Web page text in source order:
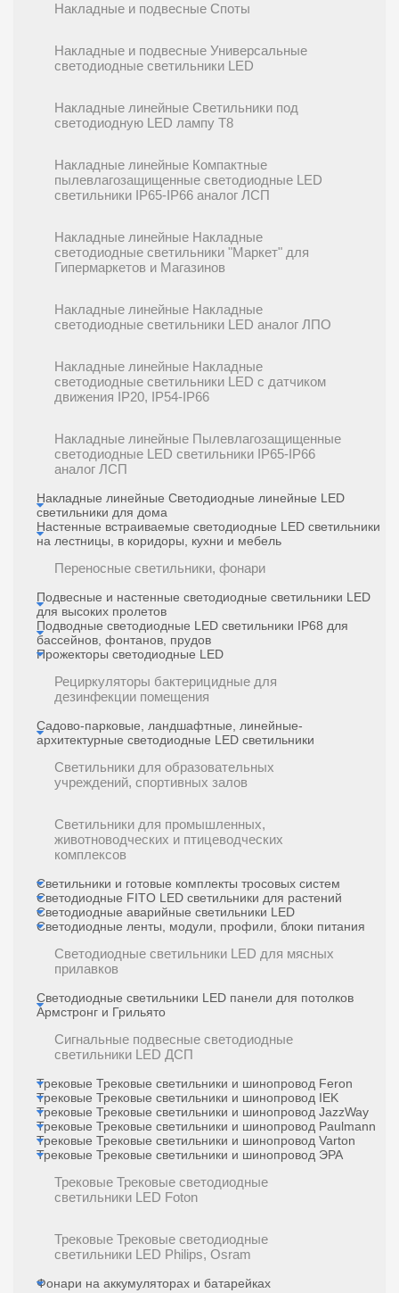
Накладные и подвесные Споты
Накладные и подвесные Универсальные
светодиодные светильники LED
Накладные линейные Cветильники под
светодиодную LED лампу T8
Накладные линейные Компактные
пылевлагозащищенные светодиодные LED
светильники IP65-IP66 аналог ЛСП
Накладные линейные Накладные
светодиодные светильники "Маркет" для
Гипермаркетов и Магазинов
Накладные линейные Накладные
светодиодные светильники LED аналог ЛПО
Накладные линейные Накладные
светодиодные светильники LED с датчиком
движения IP20, IP54-IP66
Накладные линейные Пылевлагозащищенные
светодиодные LED светильники IP65-IP66
аналог ЛСП
Накладные линейные Светодиодные линейные LED
светильники для дома
Настенные встраиваемые светодиодные LED светильники
на лестницы, в коридоры, кухни и мебель
Переносные светильники, фонари
Подвесные и настенные светодиодные светильники LED
для высоких пролетов
Подводные светодиодные LED светильники IP68 для
бассейнов, фонтанов, прудов
Прожекторы светодиодные LED
Рециркуляторы бактерицидные для
дезинфекции помещения
Садово-парковые, ландшафтные, линейные-
архитектурные светодиодные LED светильники
Светильники для образовательных
учреждений, спортивных залов
Светильники для промышленных,
животноводческих и птицеводческих
комплексов
Светильники и готовые комплекты тросовых систем
Светодиодные FITO LED светильники для растений
Светодиодные аварийные светильники LED
Светодиодные ленты, модули, профили, блоки питания
Светодиодные светильники LED для мясных
прилавков
Светодиодные светильники LED панели для потолков
Армстронг и Грильято
Сигнальные подвесные светодиодные
светильники LED ДСП
Трековые Трековые светильники и шинопровод Feron
Трековые Трековые светильники и шинопровод IEK
Трековые Трековые светильники и шинопровод JazzWay
Трековые Трековые светильники и шинопровод Paulmann
Трековые Трековые светильники и шинопровод Varton
Трековые Трековые светильники и шинопровод ЭРА
Трековые Трековые светодиодные
светильники LED Foton
Трековые Трековые светодиодные
светильники LED Philips, Osram
Фонари на аккумуляторах и батарейках